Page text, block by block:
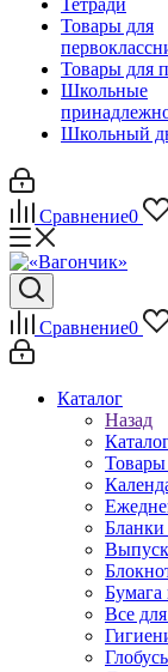
Товары для
Товары для
Школьные
Школьный
Сравнение0
Сравнение0
Каталог
Назад
Товары
Бланки
Бумага
Все